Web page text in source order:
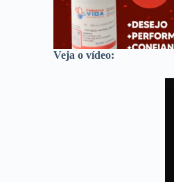
Veja o vídeo: